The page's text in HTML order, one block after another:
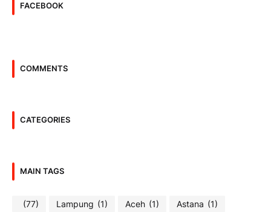
FACEBOOK
COMMENTS
CATEGORIES
MAIN TAGS
(77) Lampung (1) Aceh (1) Astana (1)